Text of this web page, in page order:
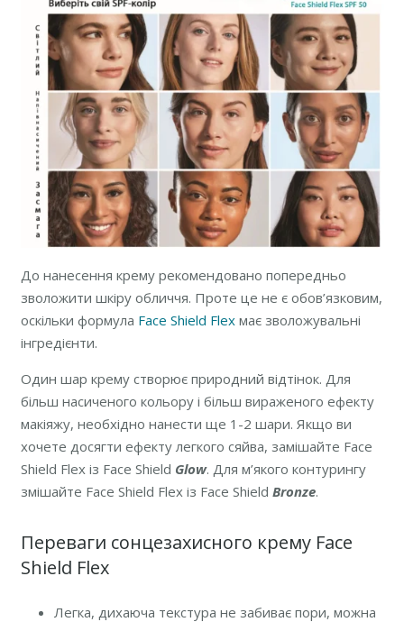
До нанесення крему рекомендовано попередньо
зволожити шкіру обличчя. Проте це не є обов’язковим,
оскільки формула Face Shield Flexмає зволожувальні
інгредієнти.
Один шар крему створює природний відтінок. Для
більш насиченого кольору і більш вираженого ефекту
макіяжу, необхідно нанести ще 1-2 шари. Якщо ви
хочете досягти ефекту легкого сяйва, замішайте Face
Shield Flex із Face Shield Glow. Для м’якого контурингу
змішайте Face Shield Flex із Face Shield Bronze.
Переваги сонцезахисного крему Face
Shield Flex
Легка, дихаюча текстура не забиває пори, можна